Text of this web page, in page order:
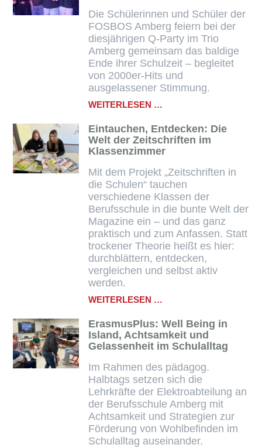
KOOPERATION
Die Schülerinnen und Schüler der
FOSBOS Amberg feiern bei der
diesjährigen Q‑Party im Trio
Amberg gemeinsam das baldige
Ende ihrer Schulzeit – begleitet
von 2000er‑Hits und
ausgelassener Stimmung.
WEITERLESEN …
KLASSENZIMMER:
Q‑PARTY
2026
IM
TRIO
Eintauchen, Entdecken: Die
Welt der Zeitschriften im
Klassenzimmer
Mit dem Projekt „Zeitschriften in
die Schulen“ tauchen
verschiedene Klassen der
Berufsschule in die bunte Welt der
Magazine ein – und das ganz
praktisch und zum Anfassen. Statt
trockener Theorie heißt es hier:
durchblättern, entdecken,
vergleichen und selbst aktiv
werden.
WEITERLESEN …
DIE
WELT
DER
ZEITSCHRIFTEN
KLASSENZIMMER
ErasmusPlus: Well Being in
Island, Achtsamkeit und
Gelassenheit im Schulalltag
Im Rahmen des pädagog.
Halbtags setzen sich die
Lehrkräfte der Elektroabteilung an
der Berufsschule Amberg mit
Achtsamkeit und Strategien zur
Förderung von Wohlbefinden im
Schulalltag auseinander.